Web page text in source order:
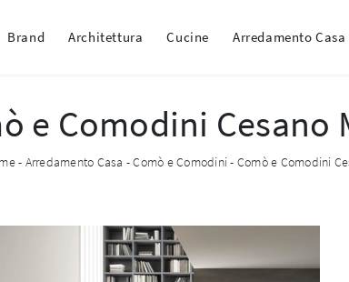
Brand Architettura Cucine Arredamento Casa
e Comodini Cesano
- Arredamento Casa -Comò e Comodini - Comò e Comodini